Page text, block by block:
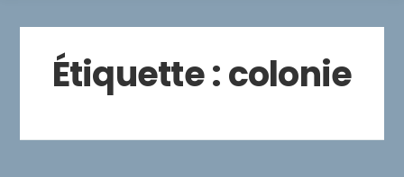
Étiquette :colonie